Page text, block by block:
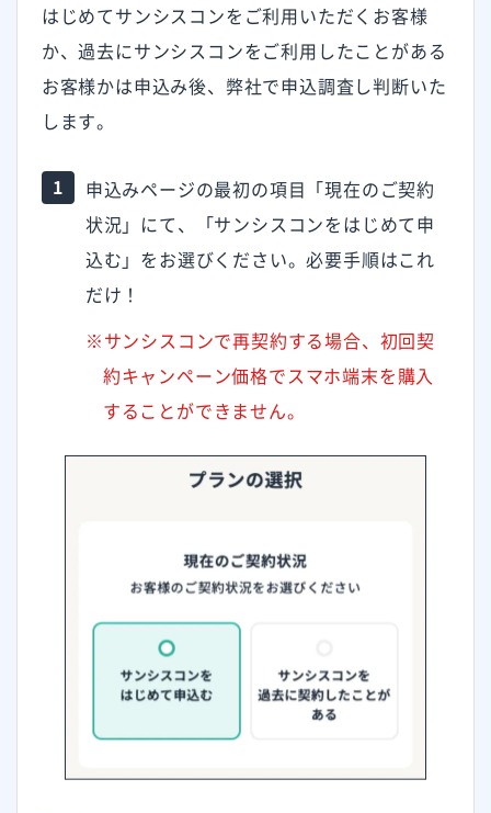
はじめてサンシスコンをご利用いただくお客様
か、過去にサンシスコンをご利用したことがある
お客様かは申込み後、弊社で申込調査し判断いた
します。
申込みページの最初の項目「現在のご契約
状況」にて、「サンシスコンをはじめて申
込む」をお選びください。必要手順はこれ
だけ！
※サンシスコンで再契約する場合、初回契
約キャンペーン価格でスマホ端末を購入
することができません。